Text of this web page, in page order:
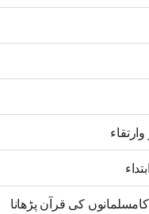
کی قرآن پڑھانا